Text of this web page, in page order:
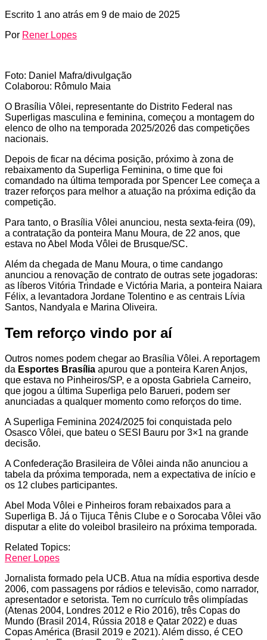
Escrito 1 ano atrás em 9 de maio de 2025
Por Rener Lopes
Foto: Daniel Mafra/divulgação
Colaborou: Rômulo Maia
O Brasília Vôlei, representante do Distrito Federal nas
Superligas masculina e feminina, começou a montagem do
elenco de olho na temporada 2025/2026 das competições
nacionais.
Depois de ficar na décima posição, próximo à zona de
rebaixamento da Superliga Feminina, o time que foi
comandado na última temporada por Spencer Lee começa a
trazer reforços para melhor a atuação na próxima edição da
competição.
Para tanto, o Brasília Vôlei anunciou, nesta sexta-feira (09),
a contratação da ponteira Manu Moura, de 22 anos, que
estava no Abel Moda Vôlei de Brusque/SC.
Além da chegada de Manu Moura, o time candango
anunciou a renovação de contrato de outras sete jogadoras:
as líberos Vitória Trindade e Victória Maria, a ponteira Naiara
Félix, a levantadora Jordane Tolentino e as centrais Lívia
Santos, Nandyala e Marina Oliveira.
Tem reforço vindo por aí
Outros nomes podem chegar ao Brasília Vôlei. A reportagem
da Esportes Brasília apurou que a ponteira Karen Anjos,
que estava no Pinheiros/SP, e a oposta Gabriela Carneiro,
que jogou a última Superliga pelo Barueri, podem ser
anunciadas a qualquer momento como reforços do time.
A Superliga Feminina 2024/2025 foi conquistada pelo
Osasco Vôlei, que bateu o SESI Bauru por 3×1 na grande
decisão.
A Confederação Brasileira de Vôlei ainda não anunciou a
tabela da próxima temporada, nem a expectativa de início e
os 12 clubes participantes.
Abel Moda Vôlei e Pinheiros foram rebaixados para a
Superliga B. Já o Tijuca Tênis Clube e o Sorocaba Vôlei vão
disputar a elite do voleibol brasileiro na próxima temporada.
Related Topics:
Rener Lopes
Jornalista formado pela UCB. Atua na mídia esportiva desde
2006, com passagens por rádios e televisão, como narrador,
apresentador e setorista. Tem no currículo três olimpíadas
(Atenas 2004, Londres 2012 e Rio 2016), três Copas do
Mundo (Brasil 2014, Rússia 2018 e Qatar 2022) e duas
Copas América (Brasil 2019 e 2021). Além disso, é CEO